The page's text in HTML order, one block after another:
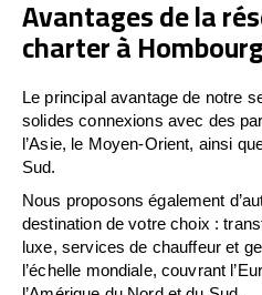
Avantages de la
charter à
Le principal avantage de notre
solides connexions avec des
l’Asie, le Moyen-Orient, ainsi
Sud.
Nous proposons également
destination de votre choix :
luxe, services de chauffeur et
l’échelle mondiale, couvrant